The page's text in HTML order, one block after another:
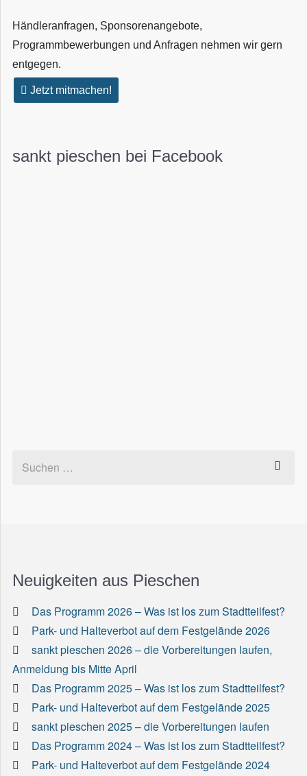
Händleranfragen, Sponsorenangebote,
Programmbewerbungen und Anfragen nehmen wir gern
entgegen.
Jetzt mitmachen!
sankt pieschen bei Facebook
Neuigkeiten aus Pieschen
Das Programm 2026 – Was ist los zum Stadtteilfest?
Park- und Halteverbot auf dem Festgelände 2026
sankt pieschen 2026 – die Vorbereitungen laufen,
Anmeldung bis Mitte April
Das Programm 2025 – Was ist los zum Stadtteilfest?
Park- und Halteverbot auf dem Festgelände 2025
sankt pieschen 2025 – die Vorbereitungen laufen
Das Programm 2024 – Was ist los zum Stadtteilfest?
Park- und Halteverbot auf dem Festgelände 2024